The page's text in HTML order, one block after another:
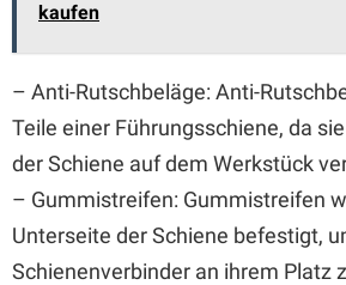
kaufen
– Anti-Rutschbeläge: Anti-
Teile einer Führungsschiene, da
der Schiene auf dem Werkstück
– Gummistreifen: Gummistreifen
Unterseite der Schiene befestigt,
Schienenverbinder an ihrem Platz